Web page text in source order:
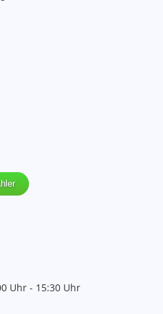
Uhr - 15:30 Uhr